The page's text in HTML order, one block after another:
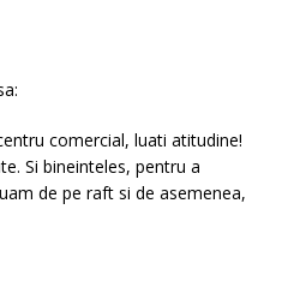
comercial, luati atitudine!
Si bineinteles, pentru a
de pe raft si de asemenea,